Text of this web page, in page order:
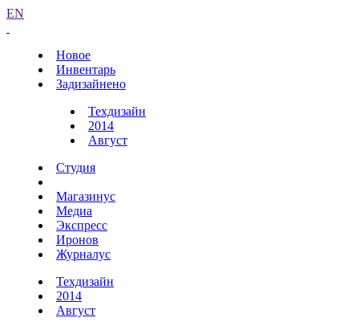
EN
Новое
Инвентарь
Задизайнено
Техдизайн
2014
Август
Студия
Магазинус
Медиа
Экспресс
Иронов
Журналус
Техдизайн
2014
Август